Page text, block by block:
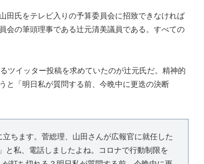
氏をテレビ入りの予算委員会に招致できなければ
会の筆頭理事である辻元清美議員である。すべての
イッター投稿を求めていたのが辻元氏だ。精神的
と「明日私が質問する前、今晩中に更迭の決断
ちます。菅総理、山田さんが広報官に就任した
と私、電話しましたよね。コロナで行動制限を